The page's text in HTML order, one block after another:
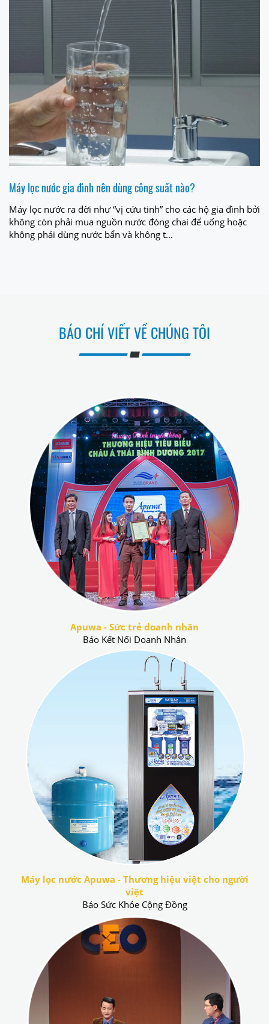
Máy lọc nước gia đình nên dùng công suất nào?
Máy lọc nước ra đời như “vị cứu tinh” cho các hộ gia đình bởi
không còn phải mua nguồn nước đóng chai để uống hoặc
không phải dùng nước bẩn và không t...
BÁO CHÍ VIẾT VỀ CHÚNG TÔI
Apuwa - Sức trẻ doanh nhân
Báo Kết Nối Doanh Nhân
Máy lọc nước Apuwa - Thương hiệu việt cho người
việt
Báo Sức Khỏe Cộng Đồng